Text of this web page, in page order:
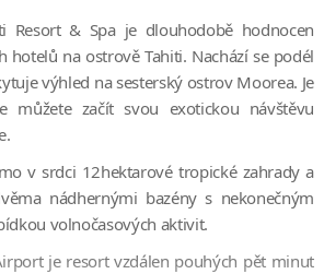
Resort & Spa je dlouhodobě hodnocen
hotelů na ostrově Tahiti. Nachází se podél
výhled na sesterský ostrov Moorea. Je
můžete začít svou exotickou návštěvu
v srdci 12hektarové tropické zahrady a
nádhernými bazény s nekonečným
volnočasových aktivit.
je resort vzdálen pouhých pět minut